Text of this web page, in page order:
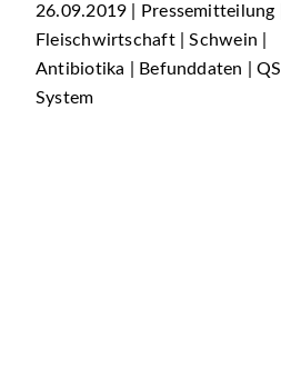
26.09.2019 | Pressemitteilung |
Fleischwirtschaft | Schwein |
Antibiotika | Befunddaten | QS
System